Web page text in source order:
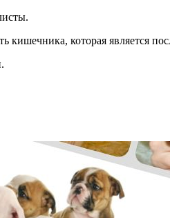
кишечника, которая является